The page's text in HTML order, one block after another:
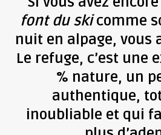
font du skicomme
nuit en alpage, vous
Le refuge, c’est une
% nature, un
authentique,
inoubliable et qui